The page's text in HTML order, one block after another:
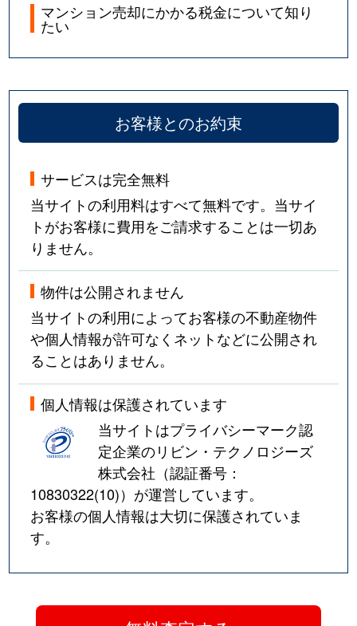
マンション売却にかかる税金について知り
たい
お客様とのお約束
サービスは完全無料
当サイトの利用料はすべて無料です。当サイ
トがお客様に費用をご請求することは一切あ
りません。
物件は公開されません
当サイトの利用によってお客様の不動産物件
や個人情報が許可なくネットなどに公開され
ることはありません。
個人情報は保護されています
当サイトはプライバシーマーク認
定企業のリビン・テクノロジーズ
株式会社（認証番号：
10830322(10)）が運営しています。
お客様の個人情報は大切に保護されていま
す。